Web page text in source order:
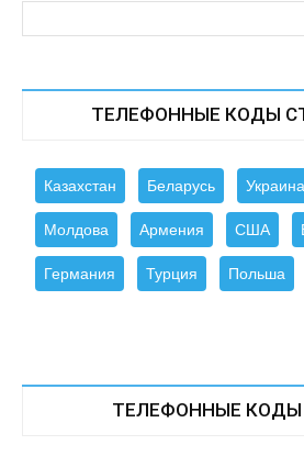
ТЕЛЕФОННЫЕ КОДЫ
Казахстан Беларусь Украина
Молдова Армения США
Германия Турция Польша
ТЕЛЕФОННЫЕ КОДЫ